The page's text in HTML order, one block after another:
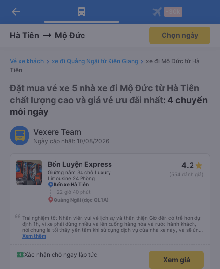
Tải app Vexere ngay!
Nhận ưu đãi thành viên độc
Mở app
Tải app Vexere
-30k/ghế khi đặt vé máy bay qua
Mở app
arrow_back
Hà Tiên Mộ Đức Chọn ngày
Vé xe khách xe đi Quảng Ngãi từ Kiên Giang
xe đi Mộ Đức từ Hà
Tiên
Đặt mua vé xe 5 nhà xe đi Mộ Đức từ Hà Tiên
chất lượng cao và giá vé ưu đãi nhất: 4 chuyến
mỗi ngày
Vexere Team
Ngày cập nhật: 10/08/2026
Bốn Luyện Express
Giường nằm 34 chỗ Luxury
Limousine 24 Phòng
4.2
(554 đánh giá)
Bến xe Hà Tiên
22 giờ 40 phút
Quảng Ngãi (dọc QL1A)
Trải nghiệm tốt Nhân viên vui vẻ lịch sự và thân thiện Giờ đến có trễ hơn dự
định 1h, vì xe phải dừng nhiều và lên xuống hàng hóa và rước hành khách,
nói chung là tối thấy yên tâm khi sử dụng dịch vụ của nhà xe này, và sẽ ủng
hộ và giới thiệu cho người thân sử dụng dịch vụ của nhà xe này
Xem thêm
Xác nhận chỗ ngay lập tức
Xem giá